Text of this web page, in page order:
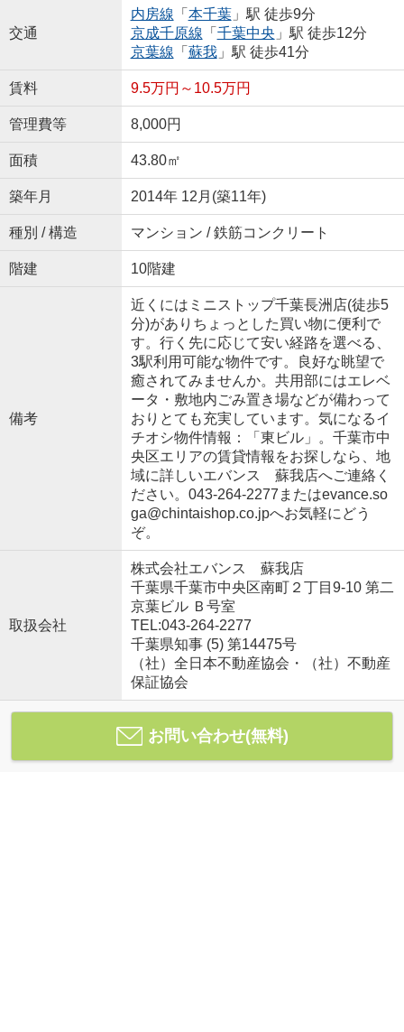
交通
内房線 「 本千葉」駅 徒歩9分
京成千原線 「 千葉中央 」駅 徒歩12分
京葉線 「 蘇我」駅 徒歩41分
賃料 9.5万円～10.5万円
管理費等 8,000円
面積 43.80㎡
築年月 2014年 12月(築11年)
種別 / 構造 マンション / 鉄筋コンクリート
階建 10階建
備考
近くにはミニストップ千葉長洲店(徒歩5
分)がありちょっとした買い物に便利で
す。行く先に応じて安い経路を選べる、
3駅利用可能な物件です。良好な眺望で
癒されてみませんか。共用部にはエレベ
ータ・敷地内ごみ置き場などが備わって
おりとても充実しています。気になるイ
チオシ物件情報：「東ビル」。千葉市中
央区エリアの賃貸情報をお探しなら、地
域に詳しいエバンス 蘇我店へご連絡く
ださい。043-264-2277またはevance.so
ga@chintaishop.co.jpへお気軽にどう
ぞ。
取扱会社
株式会社エバンス 蘇我店
千葉県千葉市中央区南町２丁目9-10 第二
京葉ビル Ｂ号室
TEL:043-264-2277
千葉県知事 (5) 第14475号
（社）全日本不動産協会・（社）不動産
保証協会
お問い合わせ(無料)